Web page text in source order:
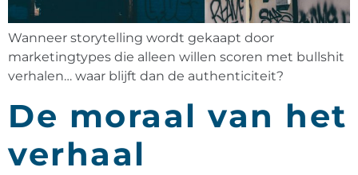
Wanneer storytelling wordt gekaapt door
marketingtypes die alleen willen scoren met bullshit
verhalen… waar blijft dan de authenticiteit?
De moraal van het
verhaal